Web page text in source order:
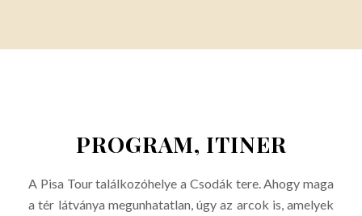
PROGRAM, ITINER
A Pisa Tour találkozóhelye a Csodák tere. Ahogy maga
a tér látványa megunhatatlan, úgy az arcok is, amelyek